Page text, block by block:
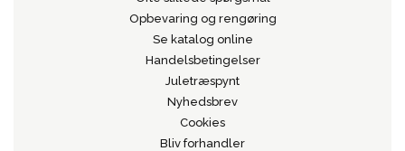
Opbevaring og rengøring
Se katalog online
Handelsbetingelser
Juletræspynt
Nyhedsbrev
Cookies
Bliv forhandler